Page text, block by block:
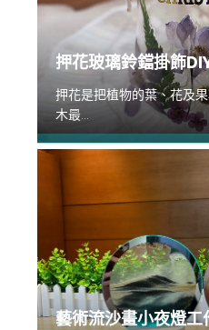
押花玻璃鈴鐺掛飾
押花是把植物的葉、花及
木最...
藝術流沙畫小夜燈工